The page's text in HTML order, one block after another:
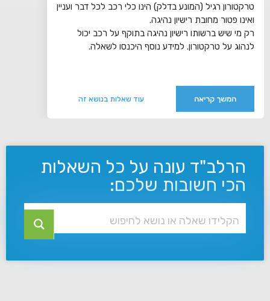
טרקטורון רגיל (המונע בדלק) הינו כלי רכב לכל דבר ועניין
ואינו פטור מחובת רישיון נהיגה.
רק מי שיש ברשותו רישיון נהיגה בתוקף על רכב יכול
לנהוג על טרקטורון. למידע נוסף היכנסו לשאלה.
המשך קריאה עוד שאלות בנושא זה
הרלב"ד עונה על כל השאלות
הכי חשובות שלכם: